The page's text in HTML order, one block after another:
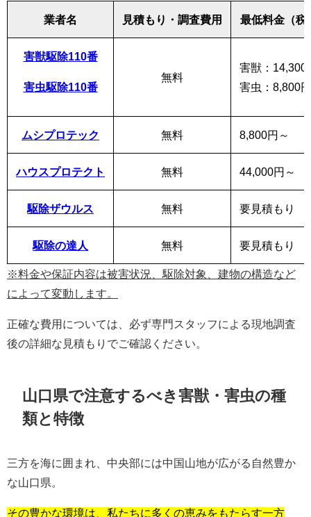
業者名 見積もり・調査費用 最低料金（税
害獣駆除110番
害虫駆除110番
無料
害獣：14,300
害虫：8,800
ムシプロテック 無料 8,800円～
ハウスプロテクト 無料 44,000円～
駆除ザウルス 無料 要見積もり
駆除の達人 無料 要見積もり
※料金や保証内容は被害状況、駆除対象、建物の構造など
によって変動します。
正確な費用については、必ず専門スタッフによる現地調査
後の詳細な見積もりでご確認ください。
山口県で注意するべき害獣・害虫の種
類と特徴
三方を海に囲まれ、中央部には中国山地が広がる自然豊か
な山口県。
その豊かな環境は、私たちに多くの恵みをもたらす一方